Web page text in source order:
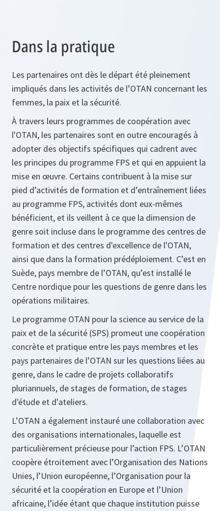
Dans la pratique
Les partenaires ont dès le départ été pleinement
impliqués dans les activités de l’OTAN concernant les
femmes, la paix et la sécurité.
À travers leurs programmes de coopération avec
l'OTAN, les partenaires sont en outre encouragés à
adopter des objectifs spécifiques qui cadrent avec
les principes du programme FPS et qui en appuient la
mise en œuvre. Certains contribuent à la mise sur
pied d’activités de formation et d’entraînement liées
au programme FPS, activités dont eux-mêmes
bénéficient, et ils veillent à ce que la dimension de
genre soit incluse dans le programme des centres de
formation et des centres d'excellence de l'OTAN,
ainsi que dans la formation prédéploiement. C’est en
Suède, pays membre de l’OTAN, qu’est installé le
Centre nordique pour les questions de genre dans les
opérations militaires.
Le programme OTAN pour la science au service de la
paix et de la sécurité (SPS) promeut une coopération
concrète et pratique entre les pays membres et les
pays partenaires de l’OTAN sur les questions liées au
genre, dans le cadre de projets collaboratifs
pluriannuels, de stages de formation, de stages
d'étude et d'ateliers.
L’OTAN a également instauré une collaboration avec
des organisations internationales, laquelle est
particulièrement précieuse pour l’action FPS. L’OTAN
coopère étroitement avec l’Organisation des Nations
Unies, l’Union européenne, l’Organisation pour la
sécurité et la coopération en Europe et l’Union
africaine, l’idée étant que chaque institution puisse